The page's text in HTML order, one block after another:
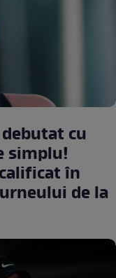
debutat cu
simplu!
în